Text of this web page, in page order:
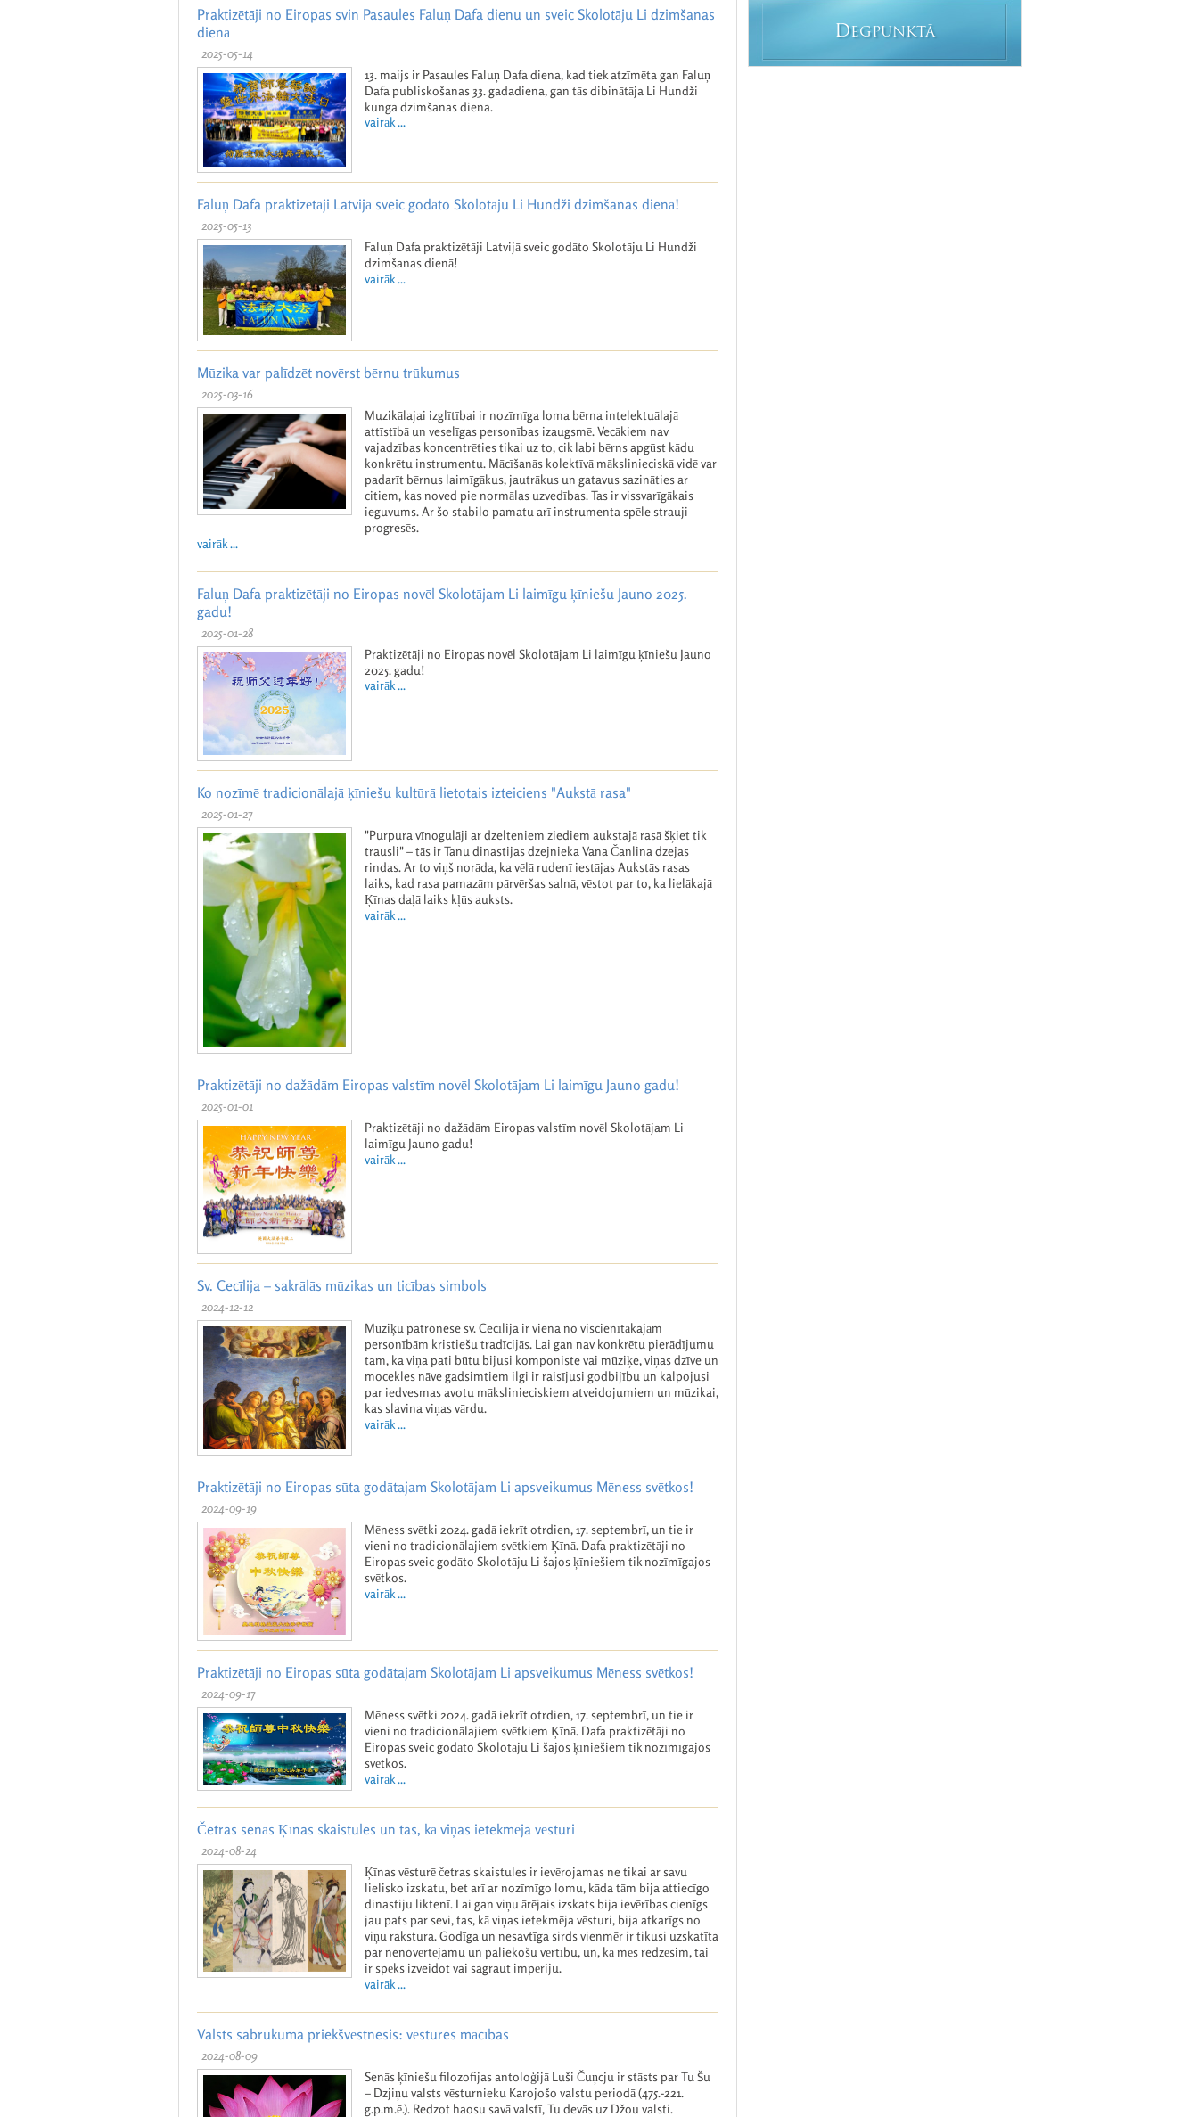
Praktizētāji no Eiropas svin Pasaules Faluņ Dafa dienu un sveic Skolotāju Li dzimšanas
dienā
2025-05-14
13. maijs ir Pasaules Faluņ Dafa diena, kad tiek atzīmēta gan Faluņ
Dafa publiskošanas 33. gadadiena, gan tās dibinātāja Li Hundži
kunga dzimšanas diena.
vairāk ...
Faluņ Dafa praktizētāji Latvijā sveic godāto Skolotāju Li Hundži dzimšanas dienā!
2025-05-13
Faluņ Dafa praktizētāji Latvijā sveic godāto Skolotāju Li Hundži
dzimšanas dienā!
vairāk ...
Mūzika var palīdzēt novērst bērnu trūkumus
2025-03-16
Muzikālajai izglītībai ir nozīmīga loma bērna intelektuālajā
attīstībā un veselīgas personības izaugsmē. Vecākiem nav
vajadzības koncentrēties tikai uz to, cik labi bērns apgūst kādu
konkrētu instrumentu. Mācīšanās kolektīvā mākslinieciskā vidē var
padarīt bērnus laimīgākus, jautrākus un gatavus sazināties ar
citiem, kas noved pie normālas uzvedības. Tas ir vissvarīgākais
ieguvums. Ar šo stabilo pamatu arī instrumenta spēle strauji
progresēs.
vairāk ...
Faluņ Dafa praktizētāji no Eiropas novēl Skolotājam Li laimīgu ķīniešu Jauno 2025.
gadu!
2025-01-28
Praktizētāji no Eiropas novēl Skolotājam Li laimīgu ķīniešu Jauno
2025. gadu!
vairāk ...
Ko nozīmē tradicionālajā ķīniešu kultūrā lietotais izteiciens "Aukstā rasa"
2025-01-27
"Purpura vīnogulāji ar dzelteniem ziediem aukstajā rasā šķiet tik
trausli" – tās ir Tanu dinastijas dzejnieka Vana Čanlina dzejas
rindas. Ar to viņš norāda, ka vēlā rudenī iestājas Aukstās rasas
laiks, kad rasa pamazām pārvēršas salnā, vēstot par to, ka lielākajā
Ķīnas daļā laiks kļūs auksts.
vairāk ...
Praktizētāji no dažādām Eiropas valstīm novēl Skolotājam Li laimīgu Jauno gadu!
2025-01-01
Praktizētāji no dažādām Eiropas valstīm novēl Skolotājam Li
laimīgu Jauno gadu!
vairāk ...
Sv. Cecīlija – sakrālās mūzikas un ticības simbols
2024-12-12
Mūziķu patronese sv. Cecīlija ir viena no viscienītākajām
personībām kristiešu tradīcijās. Lai gan nav konkrētu pierādījumu
tam, ka viņa pati būtu bijusi komponiste vai mūziķe, viņas dzīve un
mocekles nāve gadsimtiem ilgi ir raisījusi godbijību un kalpojusi
par iedvesmas avotu mākslinieciskiem atveidojumiem un mūzikai,
kas slavina viņas vārdu.
vairāk ...
Praktizētāji no Eiropas sūta godātajam Skolotājam Li apsveikumus Mēness svētkos!
2024-09-19
Mēness svētki 2024. gadā iekrīt otrdien, 17. septembrī, un tie ir
vieni no tradicionālajiem svētkiem Ķīnā. Dafa praktizētāji no
Eiropas sveic godāto Skolotāju Li šajos ķīniešiem tik nozīmīgajos
svētkos.
vairāk ...
Praktizētāji no Eiropas sūta godātajam Skolotājam Li apsveikumus Mēness svētkos!
2024-09-17
Mēness svētki 2024. gadā iekrīt otrdien, 17. septembrī, un tie ir
vieni no tradicionālajiem svētkiem Ķīnā. Dafa praktizētāji no
Eiropas sveic godāto Skolotāju Li šajos ķīniešiem tik nozīmīgajos
svētkos.
vairāk ...
Četras senās Ķīnas skaistules un tas, kā viņas ietekmēja vēsturi
2024-08-24
Ķīnas vēsturē četras skaistules ir ievērojamas ne tikai ar savu
lielisko izskatu, bet arī ar nozīmīgo lomu, kāda tām bija attiecīgo
dinastiju liktenī. Lai gan viņu ārējais izskats bija ievērības cienīgs
jau pats par sevi, tas, kā viņas ietekmēja vēsturi, bija atkarīgs no
viņu rakstura. Godīga un nesavtīga sirds vienmēr ir tikusi uzskatīta
par nenovērtējamu un paliekošu vērtību, un, kā mēs redzēsim, tai
ir spēks izveidot vai sagraut impēriju.
vairāk ...
Valsts sabrukuma priekšvēstnesis: vēstures mācības
2024-08-09
Senās ķīniešu filozofijas antoloģijā Luši Čuņcju ir stāsts par Tu Šu
– Dzjiņu valsts vēsturnieku Karojošo valstu periodā (475.-221.
g.p.m.ē.). Redzot haosu savā valstī, Tu devās uz Džou valsti.
DEGPUNKTĀ